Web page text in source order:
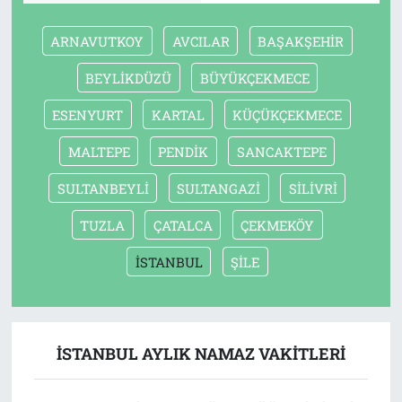
ARNAVUTKOY AVCILAR BAŞAKŞEHİR
BEYLİKDÜZÜ BÜYÜKÇEKMECE
ESENYURT KARTAL KÜÇÜKÇEKMECE
MALTEPE PENDİK SANCAKTEPE
SULTANBEYLİ SULTANGAZİ SİLİVRİ
TUZLA ÇATALCA ÇEKMEKÖY
İSTANBUL ŞİLE
İSTANBUL AYLIK NAMAZ VAKITLERI